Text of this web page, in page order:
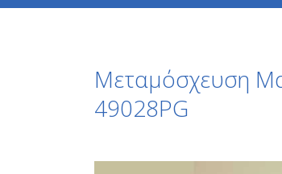
Μεταμόσχευση
49028PG